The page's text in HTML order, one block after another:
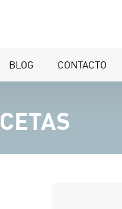
BLOG CONTACTO